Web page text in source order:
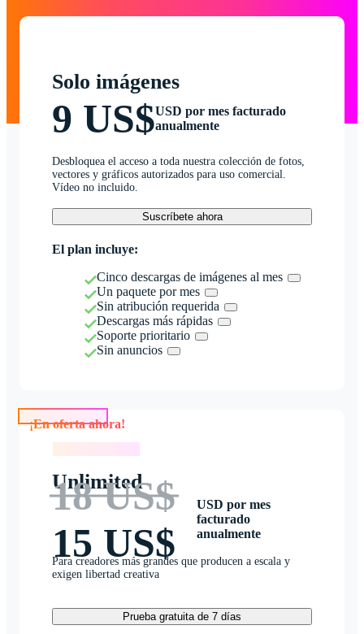
Solo imágenes
9 US$USD por mes facturado
anualmente
Desbloquea el acceso a toda nuestra colección de fotos,
vectores y gráficos autorizados para uso comercial.
Vídeo no incluido.
Suscríbete ahora
El plan incluye:
Cinco descargas de imágenes al mes
Un paquete por mes
Sin atribución requerida
Descargas más rápidas
Soporte prioritario
Sin anuncios
Unlimited
18 US$
15 US$
USD por mes
facturado
anualmente
Para creadores más grandes que producen a escala y
exigen libertad creativa
Prueba gratuita de 7 días